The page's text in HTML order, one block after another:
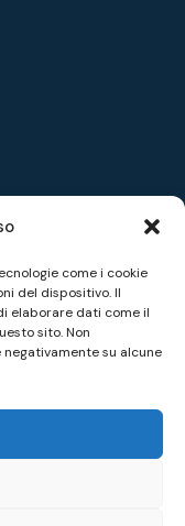
come i cookie
del dispositivo. Il
elaborare dati come il
sito. Non
su alcune